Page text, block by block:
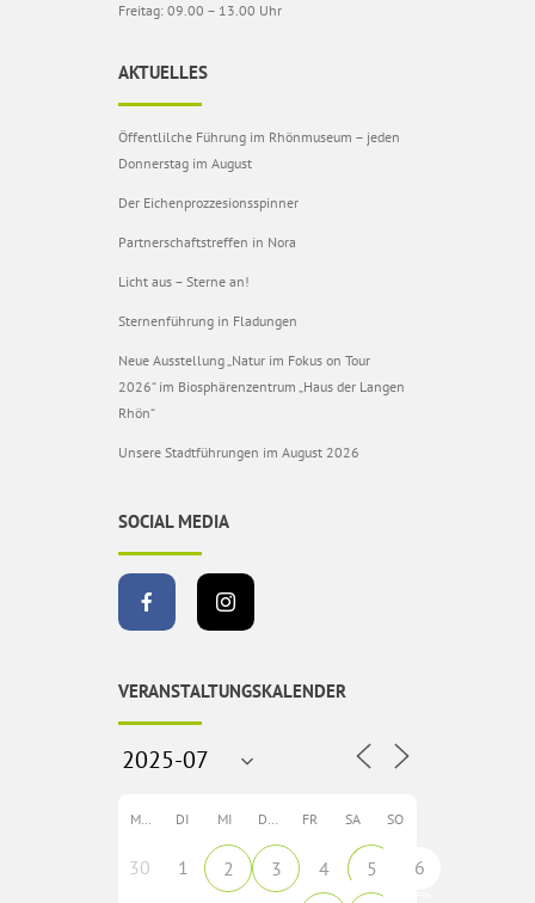
Freitag: 09.00 – 13.00 Uhr
AKTUELLES
Öffentlilche Führung im Rhönmuseum – jeden
Donnerstag im August
Der Eichenprozzesionsspinner
Partnerschaftstreffen in Nora
Licht aus – Sterne an!
Sternenführung in Fladungen
Neue Ausstellung „Natur im Fokus on Tour
2026“ im Biosphärenzentrum „Haus der Langen
Rhön“
Unsere Stadtführungen im August 2026
SOCIAL MEDIA
VERANSTALTUNGSKALENDER
MO DI MI DO FR SA SO
30 1 2 3 4 5 6